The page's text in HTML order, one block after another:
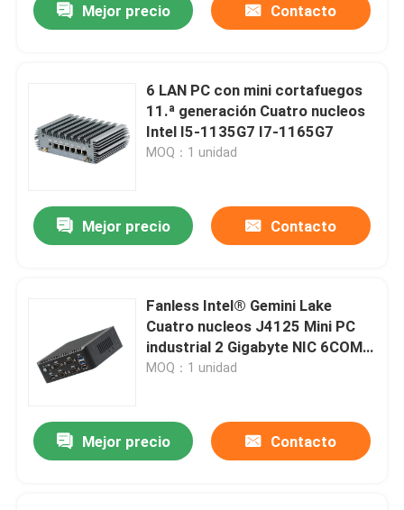
Mejor precio Contacto
6 LAN PC con mini cortafuegos
11.ª generación Cuatro nucleos
Intel I5-1135G7 I7-1165G7
MOQ：1 unidad
Mejor precio Contacto
Fanless Intel® Gemini Lake
Cuatro nucleos J4125 Mini PC
industrial 2 Gigabyte NIC 6COM
Nuc
MOQ：1 unidad
Mejor precio Contacto